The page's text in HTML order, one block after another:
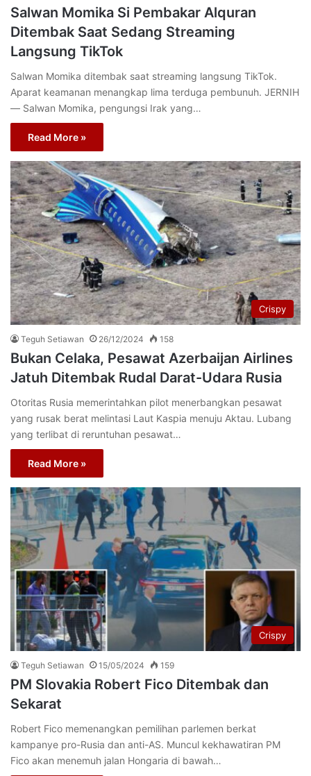
Salwan Momika Si Pembakar Alquran
Ditembak Saat Sedang Streaming
Langsung TikTok
Salwan Momika ditembak saat streaming langsung TikTok.
Aparat keamanan menangkap lima terduga pembunuh. JERNIH
— Salwan Momika, pengungsi Irak yang…
Read More »
Crispy
Teguh Setiawan 26/12/2024 158
Bukan Celaka, Pesawat Azerbaijan Airlines
Jatuh Ditembak Rudal Darat-Udara Rusia
Otoritas Rusia memerintahkan pilot menerbangkan pesawat
yang rusak berat melintasi Laut Kaspia menuju Aktau. Lubang
yang terlibat di reruntuhan pesawat…
Read More »
Crispy
Teguh Setiawan 15/05/2024 159
PM Slovakia Robert Fico Ditembak dan
Sekarat
Robert Fico memenangkan pemilihan parlemen berkat
kampanye pro-Rusia dan anti-AS. Muncul kekhawatiran PM
Fico akan menemuh jalan Hongaria di bawah…